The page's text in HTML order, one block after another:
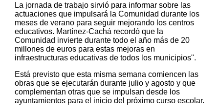
La jornada de trabajo sirvió para informar sobre las
actuaciones que impulsará la Comunidad durante los
meses de verano para seguir mejorando los centros
educativos. Martínez-Cachá recordó que la
Comunidad invierte durante todo el año más de 20
millones de euros para estas mejoras en
infraestructuras educativas de todos los municipios".
Está previsto que esta misma semana comiencen las
obras que se ejecutarán durante julio y agosto y que
complementan otras que se impulsan desde los
ayuntamientos para el inicio del próximo curso escolar.